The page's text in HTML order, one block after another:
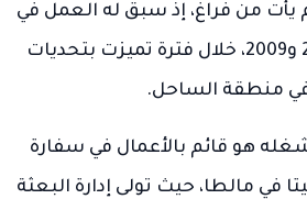
يأت من فراغ، إذ سبق له العمل في
الجزائر بين عامي 2007 و2009، خلال فترة تميزت بتحديات
في منطقة الساحل.
هو قائم بالأعمال في سفارة
في مالطا، حيث تولى إدارة البعثة